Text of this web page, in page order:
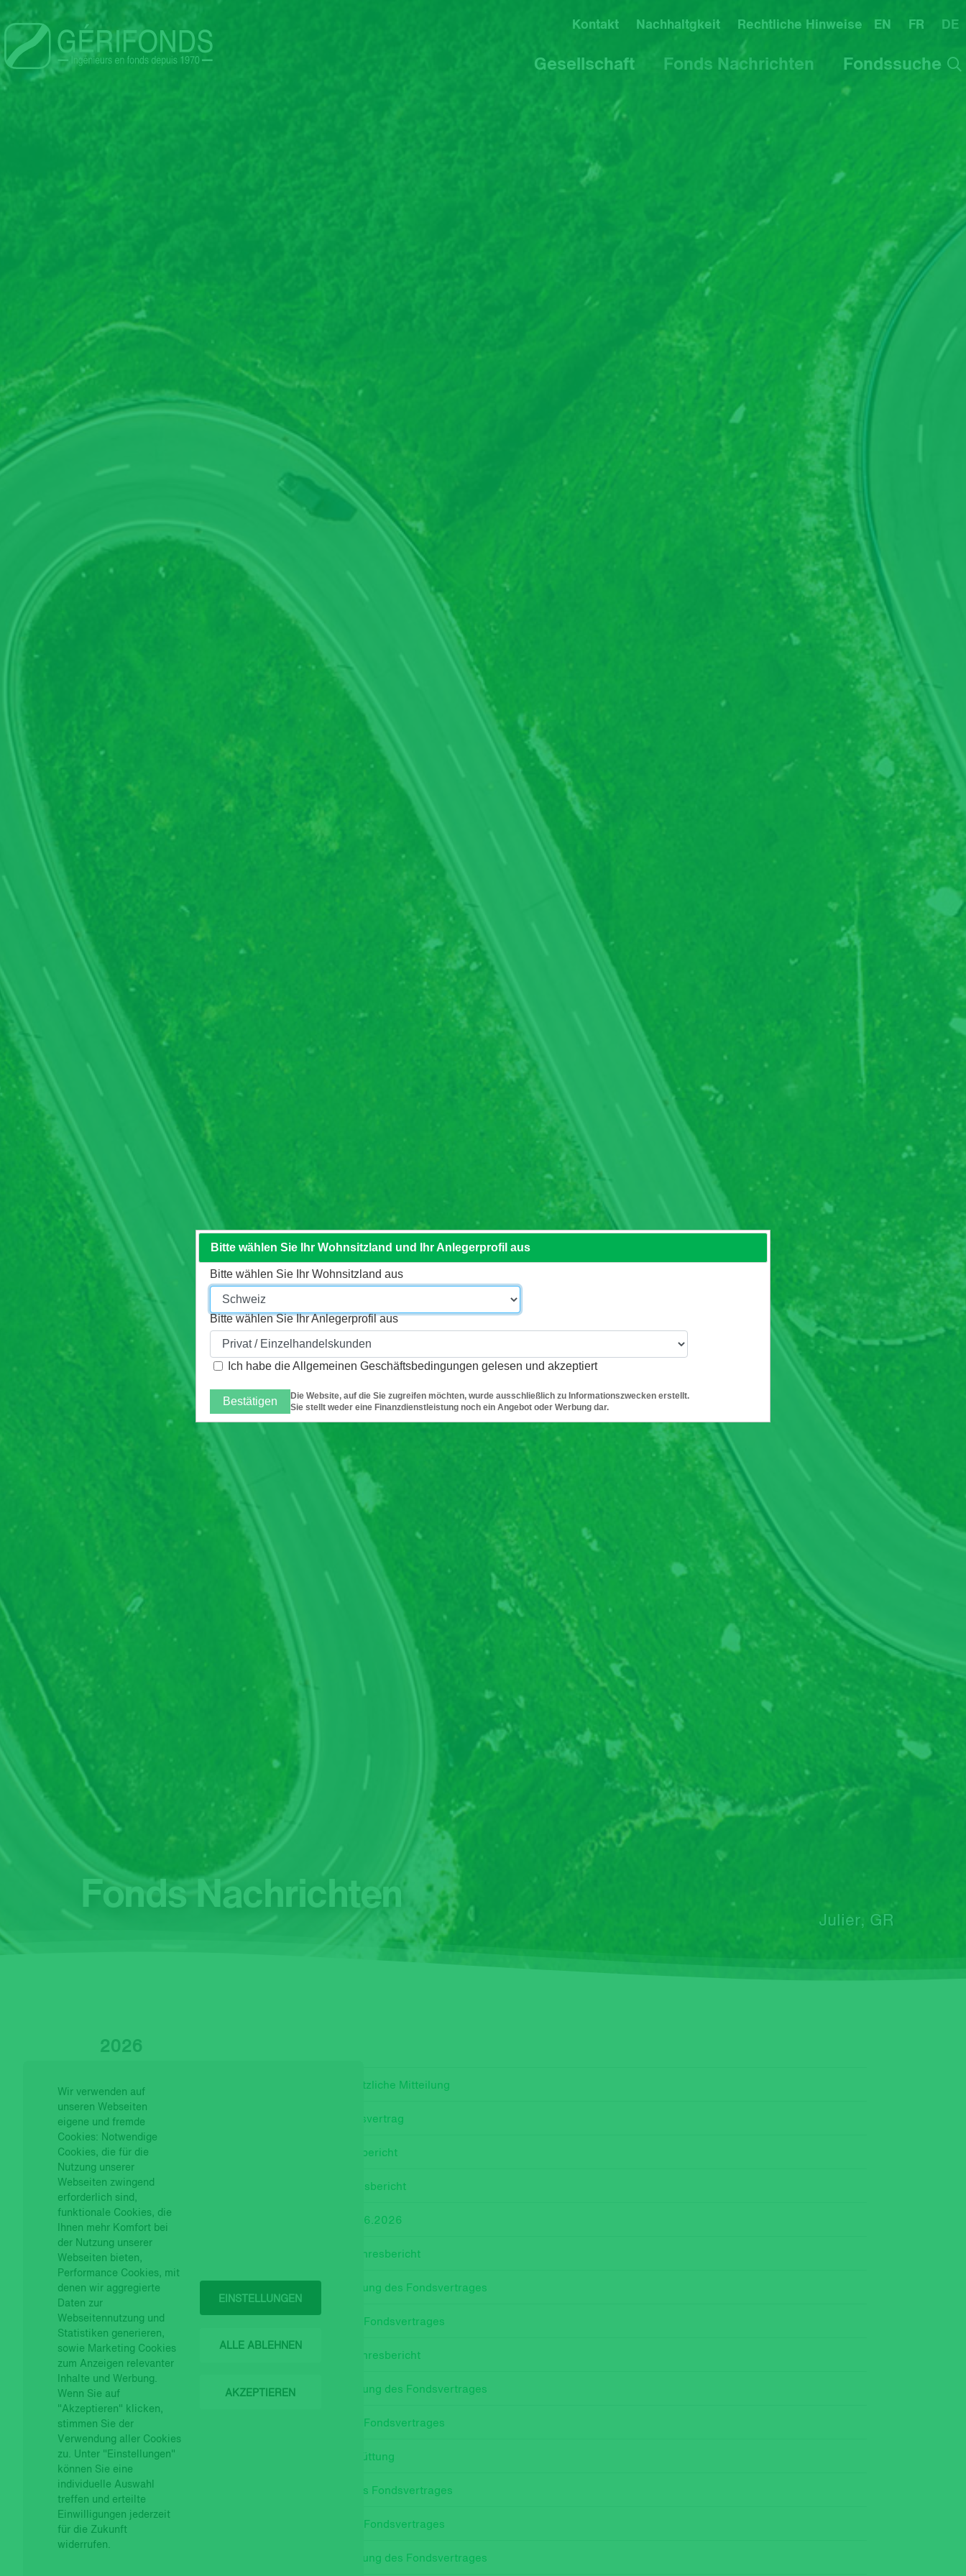
Secondary Menu
Kontakt Nachhaltgkeit Rechtliche Hinweise EN FR DE
Gesellschaft Fonds Nachrichten Fondssuche
Fonds Nachrichten Julier, GR
2026
31.07.2026 SYNCHRONY (LU) FUNDS - Gesetzliche Mitteilung
30.07.2026 BCV EQUITY FUND - Neuer Fondsvertrag
16.07.2026 BCV BOND FUND - Neuer Jahresbericht
16.07.2026 BCV EQUITY FUND - Neuer Jahresbericht
10.07.2026 Gesamtvermögen Gérifonds 30.06.2026
01.07.2026 BCV Real Estate Fund - Neuer Jahresbericht
25.06.2026 BCVs / WKB (LU) FUNDS - Änderung des Fondsvertrages
25.06.2026 BCV FUND (LUX) - Änderung des Fondsvertrages
24.06.2026 PIGUET STRATEGIES - Neuer Jahresbericht
19.06.2026 BCVs / WKB (LU) FUNDS - Änderung des Fondsvertrages
19.06.2026 BCV FUND (LUX) - Änderung des Fondsvertrages
27.05.2026 PIGUET GLOBAL FUND - Ausschüttung
12.05.2026 BPSA FONDS LUX - Änderung des Fondsvertrages
12.05.2026 BCV FUND (LUX) - Änderung des Fondsvertrages
BCVs / WKB (LU) FUNDS - Änderung des Fondsvertrages
Wir verwenden auf
unseren Webseiten
eigene und fremde
Cookies: Notwendige
Cookies, die für die
Nutzung unserer
Webseiten zwingend
erforderlich sind,
funktionale Cookies, die
Ihnen mehr Komfort bei
der Nutzung unserer
Webseiten bieten,
Performance Cookies, mit
denen wir aggregierte
Daten zur
Webseitennutzung und
Statistiken generieren,
sowie Marketing Cookies
zum Anzeigen relevanter
Inhalte und Werbung.
Wenn Sie auf
"Akzeptieren" klicken,
stimmen Sie der
Verwendung aller Cookies
zu. Unter "Einstellungen"
können Sie eine
individuelle Auswahl
treffen und erteilte
Einwilligungen jederzeit
für die Zukunft
widerrufen.
EINSTELLUNGEN
ALLE ABLEHNEN
AKZEPTIEREN
Bitte wählen Sie Ihr Wohnsitzland und Ihr Anlegerprofil aus
Bitte wählen Sie Ihr Wohnsitzland aus
Bitte wählen Sie Ihr Anlegerprofil aus
Ich habe die Allgemeinen Geschäftsbedingungen gelesen und akzeptiert
Die Website, auf die Sie zugreifen möchten, wurde ausschließlich zu Informationszwecken erstellt.
Sie stellt weder eine Finanzdienstleistung noch ein Angebot oder Werbung dar.
Bestätigen